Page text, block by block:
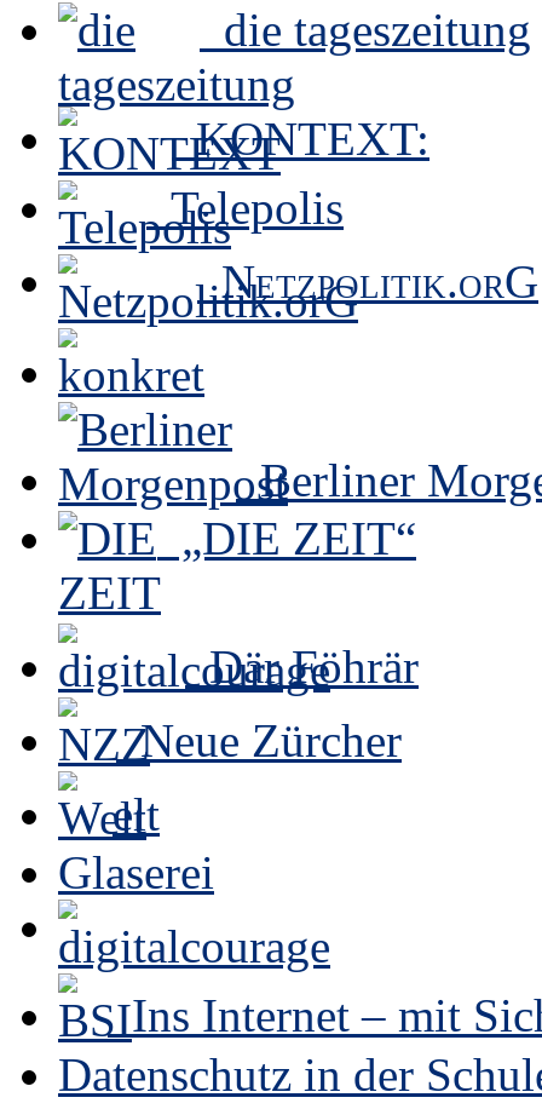
die tageszeitung
KONTEXT:
Telepolis
Netzpolitik.orG
Berliner
„DIE ZEIT“
Där Föhrär
Neue Zürcher
elt
Glaserei
Ins Internet – mit
Datenschutz in der